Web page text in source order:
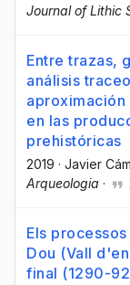
Journal of Lithic
Entre trazas,
análisis
aproximación
en las
prehistóricas
2019 · Javier
Arqueologia ·
Els
Dou (Vall
final (1290-